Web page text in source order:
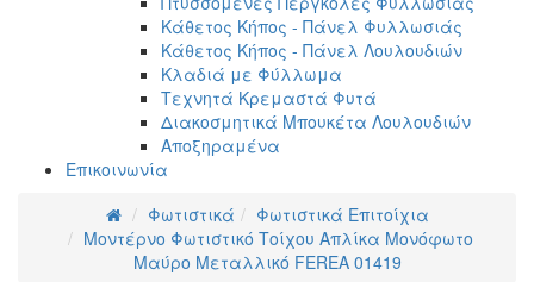
Κάθετος Κήπος - Πάνελ Φυλλωσιάς
Κάθετος Κήπος - Πάνελ Λουλουδιών
Κλαδιά με Φύλλωμα
Τεχνητά Κρεμαστά Φυτά
Διακοσμητικά Μπουκέτα Λουλουδιών
Αποξηραμένα
Επικοινωνία
Φωτιστικά
Φωτιστικά Επιτοίχια
Μοντέρνο Φωτιστικό Τοίχου Απλίκα Μονόφωτο
Μαύρο Μεταλλικό FEREA 01419